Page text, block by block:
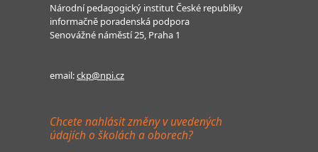
Národní pedagogický institut České republiky
informačně poradenská podpora
Senovážné náměstí 25, Praha 1
email:ckp@npi.cz
Chcete nahlásit změny v uvedených
údajích o školách a oborech?